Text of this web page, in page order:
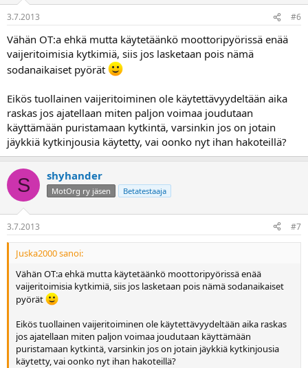
3.7.2013 #6
Vähän OT:a ehkä mutta käytetäänkö moottoripyörissä enää
vaijeritoimisia kytkimiä, siis jos lasketaan pois nämä
sodanaikaiset pyörät
Eikös tuollainen vaijeritoiminen ole käytettävyydeltään aika
raskas jos ajatellaan miten paljon voimaa joudutaan
käyttämään puristamaan kytkintä, varsinkin jos on jotain
jäykkiä kytkinjousia käytetty, vai oonko nyt ihan hakoteillä?
S shyhander
MotOrg ry jäsen Betatestaaja
3.7.2013 #7
Juska2000 sanoi:
Vähän OT:a ehkä mutta käytetäänkö moottoripyörissä enää
vaijeritoimisia kytkimiä, siis jos lasketaan pois nämä sodanaikaiset
pyörät
Eikös tuollainen vaijeritoiminen ole käytettävyydeltään aika raskas
jos ajatellaan miten paljon voimaa joudutaan käyttämään
puristamaan kytkintä, varsinkin jos on jotain jäykkiä kytkinjousia
käytetty, vai oonko nyt ihan hakoteillä?